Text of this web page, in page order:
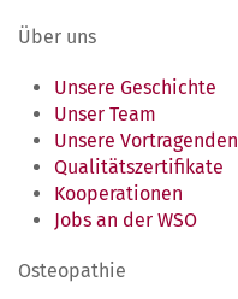
Über uns
Unsere Geschichte
Unser Team
Unsere Vortragenden
Qualitätszertifikate
Kooperationen
Jobs an der WSO
Osteopathie